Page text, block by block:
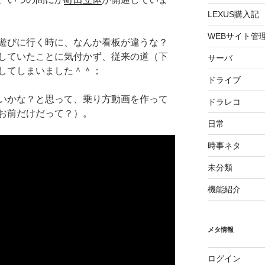
びに行く時に、なんか看板が違うな？
ていたことに気付かず、従来の道（下
てしまいました＾＾；
かな？と思って、乗り方動画を作って
前だけだって？）。
LEXUS購入記
WEBサイト管
サーバ
ドライブ
ドラレコ
日常
時事ネタ
未分類
機能紹介
メタ情報
ログイン